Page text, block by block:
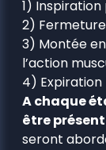
1)
2)
3) Montée
l’action
4)
A chaque
être
seront